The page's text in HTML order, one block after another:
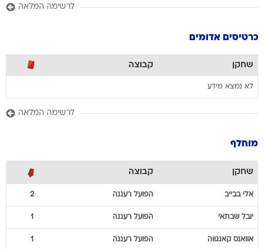
לרשימה המלאה
כרטיסים אדומים
שחקן קבוצה
לא נמצא מידע
לרשימה המלאה
מוחלף
שחקן קבוצה
אלי בבייב הפועל רעננה 2
יובל שבתאי הפועל רעננה 1
אוואנס קאנגווה הפועל רעננה 1